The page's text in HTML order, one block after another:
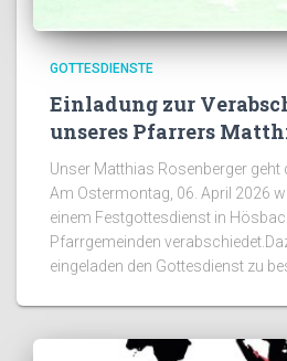
GOTTESDIENSTE
Einladung zur
unseres Pfarrers
Unser Matthias Rosenberger geht
Am Ostermontag, 06. April 2026
einem Festgottesdienst in
Pfarrgemeinden
eingeladen den Gottesdienst zu